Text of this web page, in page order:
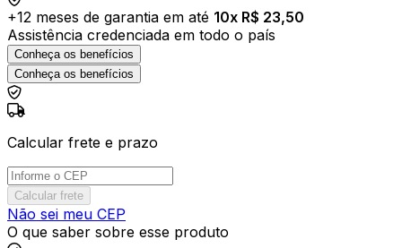
+12 meses de garantia em até 10x R$ 23,50
Assistência credenciada em todo o país
Conheça os benefícios
Conheça os benefícios
Calcular frete e prazo
Calcular frete
Não sei meu CEP
O que saber sobre esse produto